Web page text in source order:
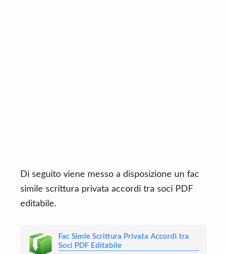
Di seguito viene messo a disposizione un fac
simile scrittura privata accordi tra soci PDF
editabile.
Fac Simle Scrittura Privata Accordi tra
Soci PDF Editabile